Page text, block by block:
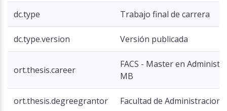
dc.type Trabajo final de carrera
dc.type.version Versión publicada
ort.thesis.career
FACS - Master en
MB
ort.thesis.degreegrantor Facultad de Administracion